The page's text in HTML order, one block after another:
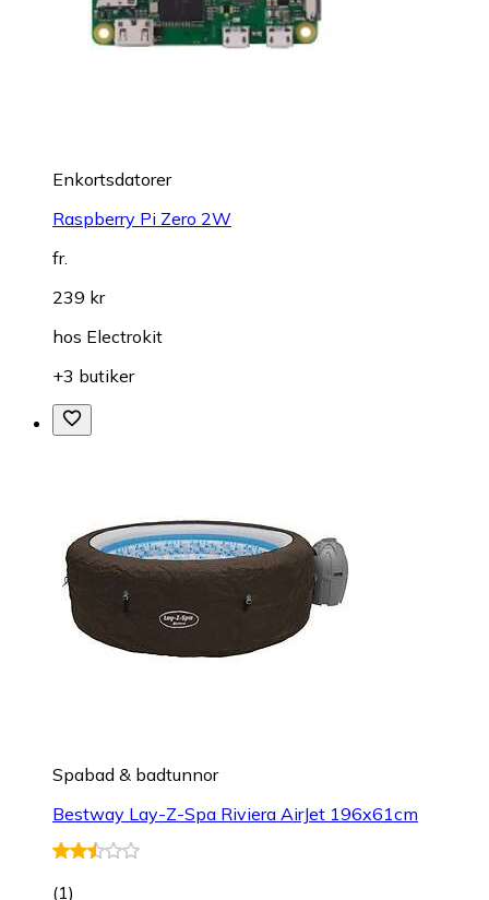
Enkortsdatorer
Raspberry Pi Zero 2W
fr.
239 kr
hos Electrokit
+3 butiker
Spabad & badtunnor
Bestway Lay-Z-Spa Riviera AirJet 196x61cm
(1)